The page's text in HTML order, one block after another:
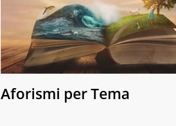
Aforismi per Tema